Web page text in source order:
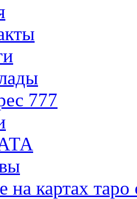
777
на картах